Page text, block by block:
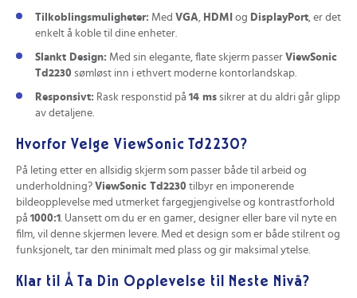
Tilkoblingsmuligheter: Med VGA HDMI og DisplayPort , er det
enkelt å koble til dine enheter.
Slankt Design: Med sin elegante, flate skjerm passer ViewSonic
Td2230 sømløst inn i ethvert moderne kontorlandskap.
Responsivt: Rask responstid på 14 ms sikrer at du aldri går glipp
av detaljene.
Hvorfor Velge ViewSonic Td2230?
På leting etter en allsidig skjerm som passer både til arbeid og
underholdning? ViewSonic Td2230 tilbyr en imponerende
bildeopplevelse med utmerket fargegjengivelse og kontrastforhold
på 1000:1. Uansett om du er en gamer, designer eller bare vil nyte en
film, vil denne skjermen levere. Med et design som er både stilrent og
funksjonelt, tar den minimalt med plass og gir maksimal ytelse.
Klar til Å Ta Din Opplevelse til Neste Nivå?